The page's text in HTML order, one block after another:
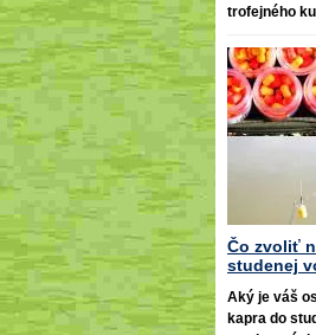
trofejného
Čo zvoliť
studenej
Aký je váš
kapra do